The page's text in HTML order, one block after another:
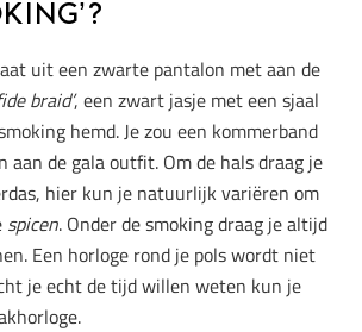
uit een zwarte pantalon met aan de
braid’, een zwart jasje met een sjaal
hemd. Je zou een kommerband
aan de gala outfit. Om de hals draag je
hier kun je natuurlijk variëren om
spicen. Onder de smoking draag je altijd
Een horloge rond je pols wordt niet
je echt de tijd willen weten kun je